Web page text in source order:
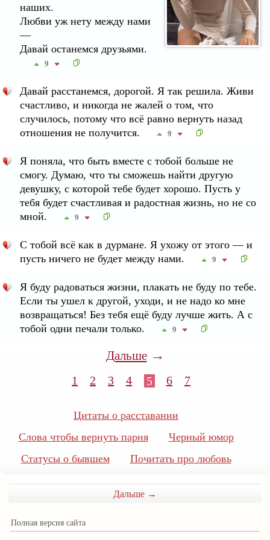
наших.
Любви уж нету между нами
—
Давай останемся друзьями.
9
Давай расстанемся, дорогой. Я так решила. Живи
счастливо, и никогда не жалей о том, что
случилось, потому что всё равно вернуть назад
отношения не получится.
9
Я поняла, что быть вместе с тобой больше не
смогу. Думаю, что ты сможешь найти другую
девушку, с которой тебе будет хорошо. Пусть у
тебя будет счастливая и радостная жизнь, но не со
мной.
9
С тобой всё как в дурмане. Я ухожу от этого — и
пусть ничего не будет между нами.
9
Я буду радоваться жизни, плакать не буду по тебе.
Если ты ушел к другой, уходи, и не надо ко мне
возвращаться! Без тебя ещё буду лучше жить. А с
тобой одни печали только.
9
Дальше→
1 2 3 4 5 6 7
Цитаты о расставании
Слова чтобы вернуть парня
Черный юмор
Статусы о бывшем
Почитать про любовь
Дальше →
Полная версия сайта